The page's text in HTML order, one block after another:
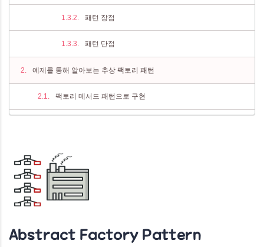
패턴 장점
패턴 단점
예제를 통해 알아보는 추상 팩토리 패턴
팩토리 메서드 패턴으로 구현
추상 팩토리의 유연한 확장
추상 팩토리의 문제점
추상 팩토리 객체 싱글톤화
Abstract Factory Pattern